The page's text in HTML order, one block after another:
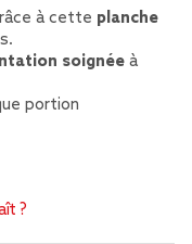
à cette planche
soignée à
portion
?